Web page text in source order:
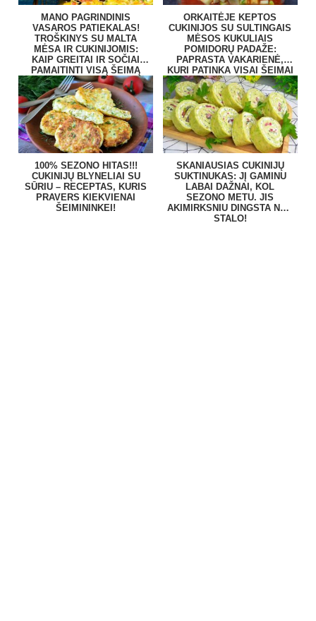
MANO PAGRINDINIS
VASAROS PATIEKALAS!
TROŠKINYS SU MALTA
MĖSA IR CUKINIJOMIS:
KAIP GREITAI IR SOČIAI
PAMAITINTI VISĄ ŠEIMĄ
ORKAITĖJE KEPTOS
CUKINIJOS SU SULTINGAIS
MĖSOS KUKULIAIS
POMIDORŲ PADAŽE:
PAPRASTA VAKARIENĖ,
KURI PATINKA VISAI ŠEIMAI
100% SEZONO HITAS!!!
CUKINIJŲ BLYNELIAI SU
SŪRIU – RECEPTAS, KURIS
PRAVERS KIEKVIENAI
ŠEIMININKEI!
SKANIAUSIAS CUKINIJŲ
SUKTINUKAS: JĮ GAMINU
LABAI DAŽNAI, KOL
SEZONO METU. JIS
AKIMIRKSNIU DINGSTA NUO
STALO!